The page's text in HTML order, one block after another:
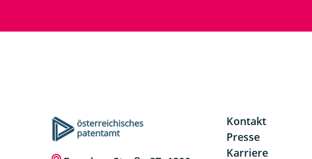
Kontakt
Presse
Karriere